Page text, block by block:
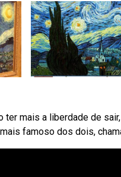
ter mais a liberdade de
famoso dos dois,